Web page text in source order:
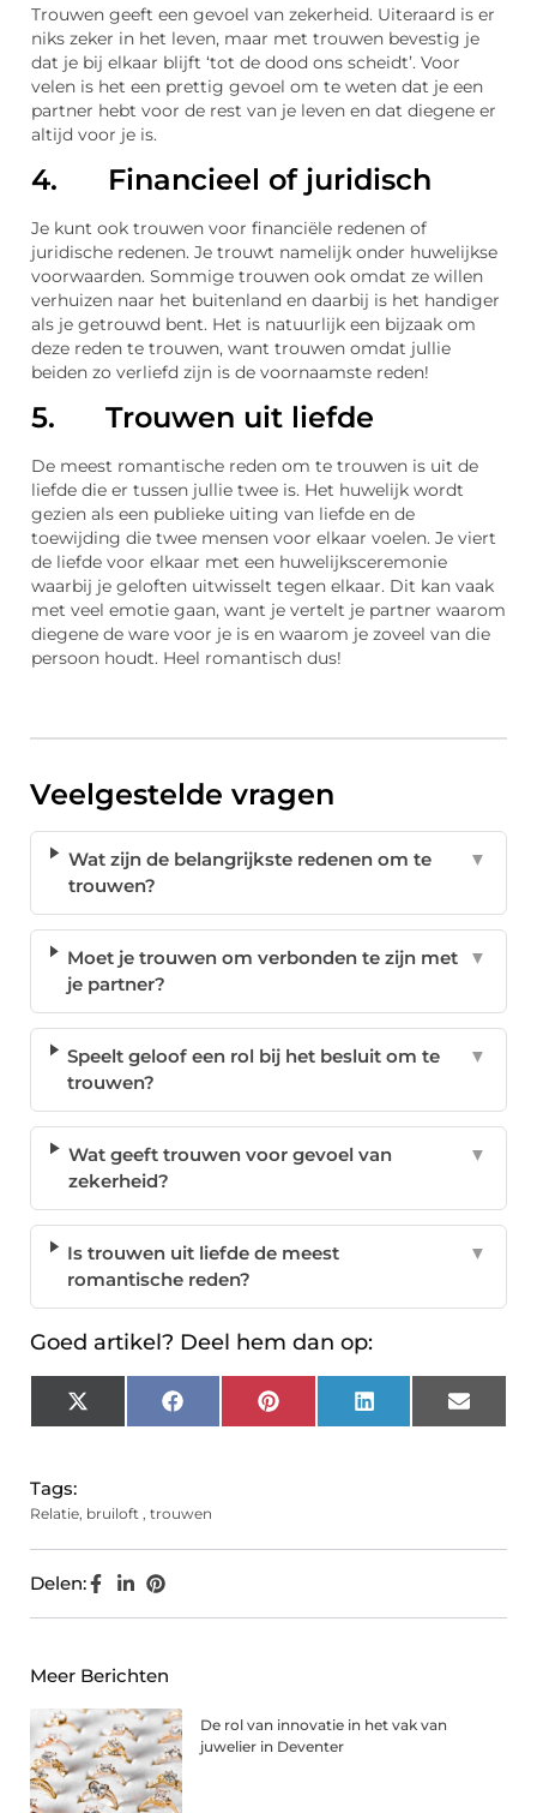
Trouwen geeft een gevoel van zekerheid. Uiteraard is er
niks zeker in het leven, maar met trouwen bevestig je
dat je bij elkaar blijft ‘tot de dood ons scheidt’. Voor
velen is het een prettig gevoel om te weten dat je een
partner hebt voor de rest van je leven en dat diegene er
altijd voor je is.
4. Financieel of juridisch
Je kunt ook trouwen voor financiële redenen of
juridische redenen. Je trouwt namelijk onder huwelijkse
voorwaarden. Sommige trouwen ook omdat ze willen
verhuizen naar het buitenland en daarbij is het handiger
als je getrouwd bent. Het is natuurlijk een bijzaak om
deze reden te trouwen, want trouwen omdat jullie
beiden zo verliefd zijn is de voornaamste reden!
5. Trouwen uit liefde
De meest romantische reden om te trouwen is uit de
liefde die er tussen jullie twee is. Het huwelijk wordt
gezien als een publieke uiting van liefde en de
toewijding die twee mensen voor elkaar voelen. Je viert
de liefde voor elkaar met een huwelijksceremonie
waarbij je geloften uitwisselt tegen elkaar. Dit kan vaak
met veel emotie gaan, want je vertelt je partner waarom
diegene de ware voor je is en waarom je zoveel van die
persoon houdt. Heel romantisch dus!
Veelgestelde vragen
Wat zijn de belangrijkste redenen om te
trouwen?
▼
Moet je trouwen om verbonden te zijn met
je partner?
▼
Speelt geloof een rol bij het besluit om te
trouwen?
▼
Wat geeft trouwen voor gevoel van
zekerheid?
▼
Is trouwen uit liefde de meest
romantische reden?
▼
Goed artikel? Deel hem dan op:
X
(Twitter)
FacebookPinterest LinkedIn Email
Tags:
Relatie, bruiloft , trouwen
Delen:
Meer Berichten
De rol van innovatie in het vak van
juwelier in Deventer